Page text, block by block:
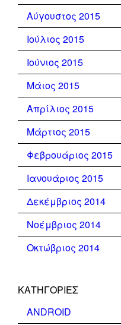
Αύγουστος 2015
Ιούλιος 2015
Ιούνιος 2015
Μάιος 2015
Απρίλιος 2015
Μάρτιος 2015
Φεβρουάριος 2015
Ιανουάριος 2015
Δεκέμβριος 2014
Νοέμβριος 2014
Οκτώβριος 2014
KΑΤΗΓΟΡΊΕΣ
ANDROID